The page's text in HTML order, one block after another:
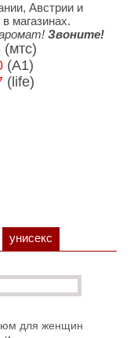
унисекс
для женщин
Австрии и
магазинах.
Звоните!
(мтс)
(A1)
(life)